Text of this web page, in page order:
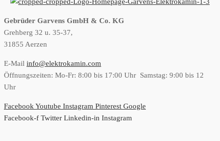
Gebrüder Garvens GmbH & Co. KG
Grehberg 32 u. 35-37,
31855 Aerzen
E-Mail info@elektrokamin.com
Öffnungszeiten: Mo-Fr: 8:00 bis 17:00 Uhr Samstag: 9:00 bis 12
Uhr
Facebook Youtube Instagram Pinterest Google
Facebook-f Twitter Linkedin-in Instagram